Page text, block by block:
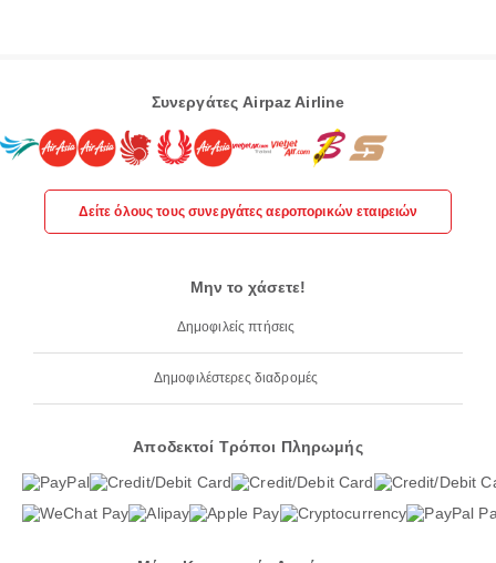
Συνεργάτες Airpaz Airline
Δείτε όλους τους συνεργάτες αεροπορικών εταιρειών
Μην το χάσετε!
Δημοφιλείς πτήσεις
Δημοφιλέστερες διαδρομές
Αποδεκτοί Τρόποι Πληρωμής